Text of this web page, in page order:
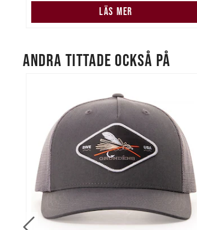
LÄS MER
ANDRA TITTADE OCKSÅ PÅ